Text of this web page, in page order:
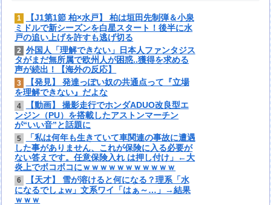
1
【J1第1節 柏×水戸】 柏は垣田先制弾＆小泉
ミドルで新シーズンを白星スタート！後半に水
戸の追い上げを許すも逃げ切る
2 外国人「理解できない」日本人ファンタジス
タがまだ無所属で欧州人が困惑..獲得を求める
声が続出！【海外の反応】
3
【発見】 発達っぽい奴の共通点って『立場
を理解できない』だよな
4
【動画】 撮影走行でホンダADUO改良型エ
ンジン（PU）を搭載したアストンマーチン
が“いい音”と話題に
5
「私は何年も生きていて車関連の事故に遭遇
した事がありません、これが保険に入る必要が
ない答えです。任意保険入れ は押し付け」←大
炎上でボコボコにｗｗｗｗｗｗｗｗｗｗｗ
6
【天才】 雪が溶けると何になる？理系「水
になるでしょw」文系ワイ「はぁ～…」→結果
ｗｗｗ